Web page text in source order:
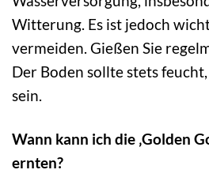
Witterung. Es ist jedoch
vermeiden. Gießen Sie
Der Boden sollte stets
sein.
Wann kann ich die ‚Golden
ernten?